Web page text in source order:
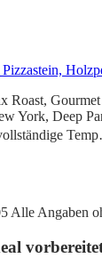
York, Deep
Alle Angaben